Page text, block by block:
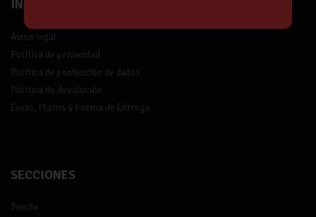
INFORMACIÓN
Aviso legal
Política de privacidad
Política de protección de datos
Política de devolución
Envío, Plazos y Forma de Entrega
SECCIONES
Tienda